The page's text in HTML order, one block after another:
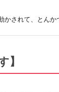
かされて、とんか
】